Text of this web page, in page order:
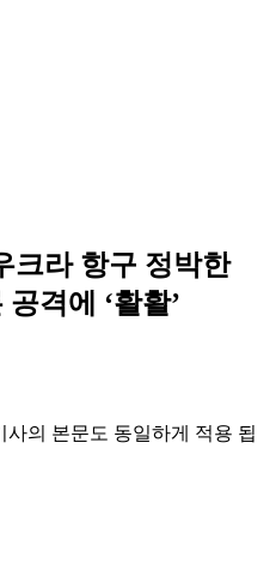
라 항구 정박한
격에 ‘활활’
사의 본문도 동일하게 적용 됩